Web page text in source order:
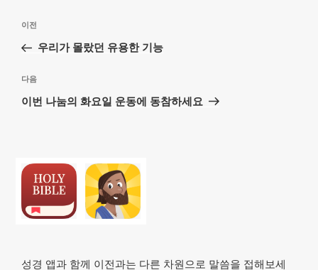
색
이
전
이전
우리가 몰랐던 유용한 기능
다
음
다음
이번 나눔의 화요일 운동에 동참하세요
성경 앱과 함께 이전과는 다른 차원으로 말씀을 접해보세